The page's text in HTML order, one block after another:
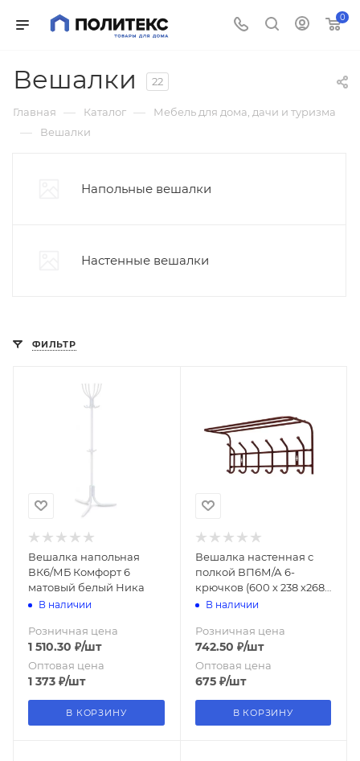
0
Вешалки 22
Главная — Каталог — Мебель для дома, дачи и туризма
— Вешалки
Напольные вешалки
Настенные вешалки
ФИЛЬТР
Вешалка напольная
ВК6/МБ Комфорт 6
матовый белый Ника
В наличии
Розничная цена
1 510.30 ₽/шт
Оптовая цена
1 373 ₽/шт
В КОРЗИНУ
Вешалка настенная с
полкой ВП6М/А 6-
крючков (600 х 238 х268
h мм.) медный антик
В наличии
Розничная цена
742.50 ₽/шт
Оптовая цена
675₽/шт
В КОРЗИНУ